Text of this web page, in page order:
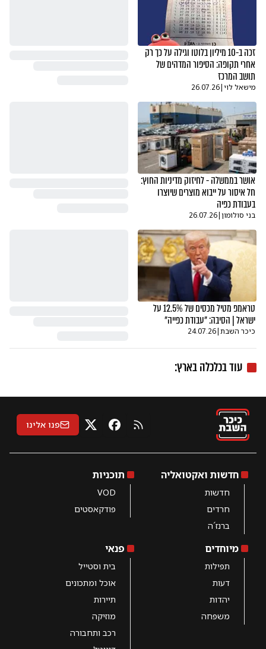
זכה ב-10 מיליון בלוטו וגילה על כך רק
אחרי תקופה: הסיפור המדהים של
תושב המרכז
מישאל לוי|
26.07.26
אושר בממשלה - לחיזוק מדיניות החוץ:
חל איסור על ייבוא מוצרים שיוצרו
בעבודת כפיה
בני סולומון|
26.07.26
טראמפ מטיל מכסים של 12.5% על
ישראל | הסיבה: "עבודת כפייה"
כיכר השבת|
24.07.26
עוד בכלכלה בארץ:
RSS פייסבוק
X פנו אלינו
חדשות ואקטואליה
חדשות
חרדים
ברנז´ה
תוכניות
VOD
פודקאסטים
מיוחדים
תפילות
דעות
יהדות
משפחה
פנאי
בית וסטייל
אוכל ומתכונים
תיירות
מוזיקה
רכב ותחבורה